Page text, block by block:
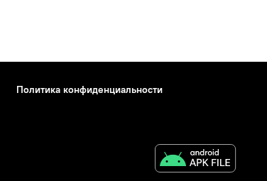
Политика конфиденциальности